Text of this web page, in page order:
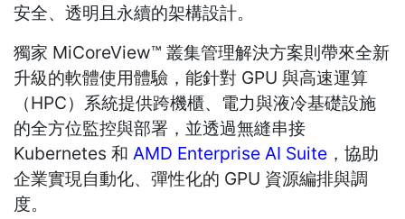
安全、透明且永續的架構設計。
獨家 MiCoreView™ 叢集管理解決方案則帶來全新
升級的軟體使用體驗，能針對 GPU 與高速運算
（HPC）系統提供跨機櫃、電力與液冷基礎設施
的全方位監控與部署，並透過無縫串接
Kubernetes 和 AMD Enterprise AI Suite ，協助
企業實現自動化、彈性化的 GPU 資源編排與調
度。